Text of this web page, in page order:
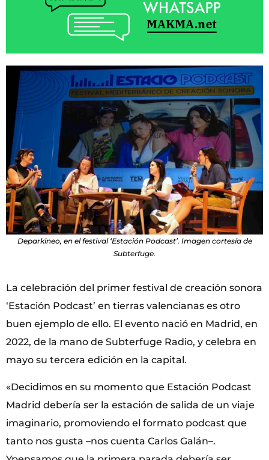
Deparkineo, en el festival ‘Estación Podcast’. Imagen cortesía de
Subterfuge.
La celebración del primer festival de creación sonora
‘Estación Podcast’ en tierras valencianas es otro
buen ejemplo de ello. El evento nació en Madrid, en
2022, de la mano de Subterfuge Radio, y celebra en
mayo su tercera edición en la capital.
«Decidimos en su momento que Estación Podcast
Madrid debería ser la estación de salida de un viaje
imaginario, promoviendo el formato podcast que
tanto nos gusta –nos cuenta Carlos Galán–.